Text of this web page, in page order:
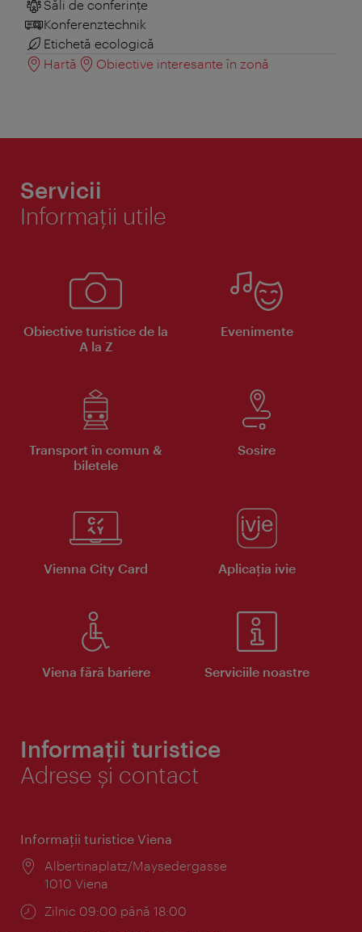
Săli de conferințe
Konferenztechnik
Etichetă ecologică
Hartă
Obiective interesante în zonă
Servicii
Informaţii utile
Obiective turistice de la
A la Z
Evenimente
Transport în comun &
biletele
Sosire
Vienna City Card Aplicaţia ivie
Viena fără bariere Serviciile noastre
Informații turistice
Adrese și contact
Informaţii turistice Viena
Locul:
Albertinaplatz/Maysedergasse
1010 Viena
Program:
Zilnic 09:00 până 18:00